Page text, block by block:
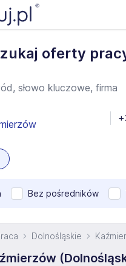
oferty
Bez pośredników
Dolnośląskie